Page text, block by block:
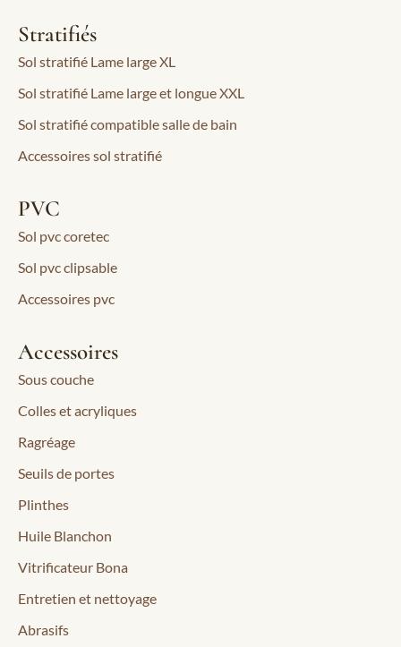
Stratifiés
Sol stratifié Lame large XL
Sol stratifié Lame large et longue XXL
Sol stratifié compatible salle de bain
Accessoires sol stratifié
PVC
Sol pvc coretec
Sol pvc clipsable
Accessoires pvc
Accessoires
Sous couche
Colles et acryliques
Ragréage
Seuils de portes
Plinthes
Huile Blanchon
Vitrificateur Bona
Entretien et nettoyage
Abrasifs